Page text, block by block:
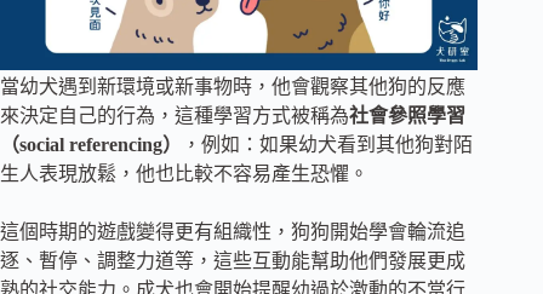
當幼犬遇到新環境或新事物時，他會觀察其他狗的反應
來決定自己的行為，這種學習方式被稱為社會參照學習
（social referencing）
，例如：如果幼犬看到其他狗對陌
生人表現放鬆，他也比較不容易產生恐懼。
這個時期的遊戲變得更有組織性，狗狗開始學會輪流追
逐、暫停、調整力道等，這些互動能幫助他們發展更成
熟的社交能力。成犬也會開始提醒幼過於激動的不當行